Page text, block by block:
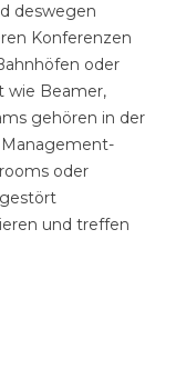
deswegen
Konferenzen
oder
wie Beamer,
gehören in der
oder
und treffen